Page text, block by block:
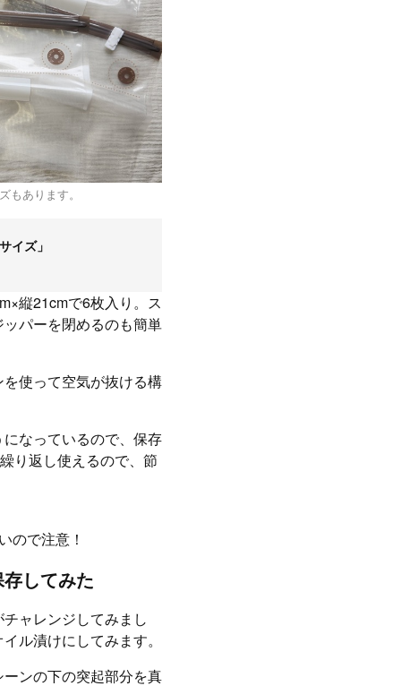
もあります。
イズ」
縦21cmで6枚入り。ス
パーを閉めるのも簡単
使って空気が抜ける構
なっているので、保存
り返し使えるので、節
ので注意！
してみた
ャレンジしてみまし
ル漬けにしてみます。
ンの下の突起部分を真